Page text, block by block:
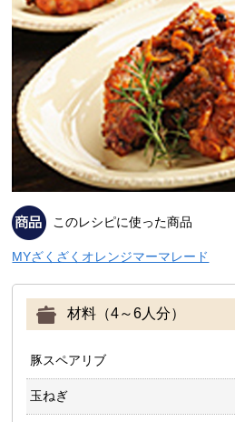
このレシピに使った商品
MYざくざくオレンジマーマレード
材料（4～6人分）
豚スペアリブ
玉ねぎ